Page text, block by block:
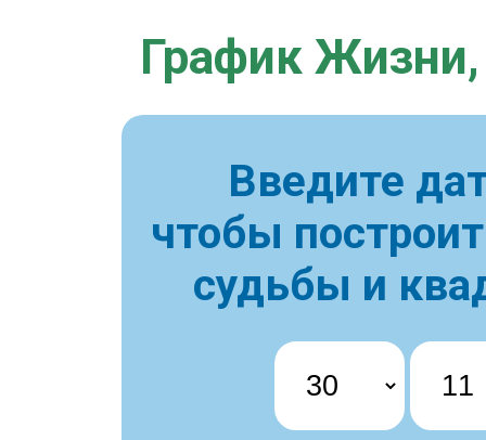
График Жизни,
Введите
чтобы
судьбы и